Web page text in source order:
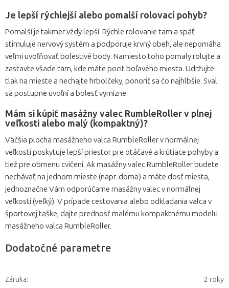
Je lepší rýchlejší alebo pomalší rolovací pohyb?
Pomalší je takmer vždy lepší. Rýchle rolovanie tam a späť
stimuluje nervový systém a podporuje krvný obeh, ale nepomáha
veľmi uvoľňovať bolestivé body. Namiesto toho pomaly rolujte a
zastavte všade tam, kde máte pocit boľavého miesta. Udržujte
tlak na mieste a nechajte hrbolčeky, ponoriť sa čo najhlbšie. Sval
sa postupne uvoľní a bolesť vymizne.
Mám si kúpiť masážny valec RumbleRoller v plnej
veľkosti alebo malý (kompaktný)?
Väčšia plocha masážneho valca RumbleRoller v normálnej
veľkosti poskytuje lepší priestor pre otáčavé a krútiace pohyby a
tiež pre obmenu cvičení. Ak masážny valec RumbleRoller budete
nechávať na jednom mieste (napr. doma) a máte dosť miesta,
jednoznačne Vám odporúčame masážny valec v normálnej
veľkosti (veľký). V prípade cestovania alebo odkladania valca v
športovej taške, dajte prednosť malému kompaktnému modelu
masážneho valca RumbleRoller.
Dodatočné parametre
Záruka: 2 roky